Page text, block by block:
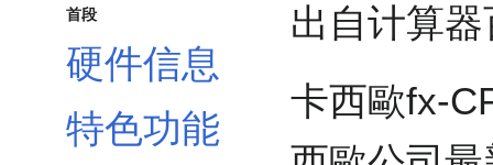
首段
硬件信息
特色功能
出自计算
卡西歐fx-